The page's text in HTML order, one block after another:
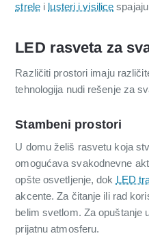
strele i lusteri i visilice
LED rasveta za
Različiti prostori imaju
tehnologija nudi rešenje za
Stambeni prostori
U domu želiš rasvetu koja
omogućava svakodnevne
opšte osvetljenje, dok LED
akcente. Za čitanje ili rad
belim svetlom. Za opuštanje
prijatnu atmosferu.